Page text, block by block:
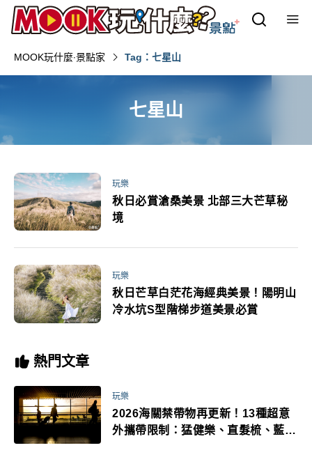
MOOK玩什麼‧景點家 Tag：七星山
七星山
玩樂
秋日必賞滄桑美景 北部三大芒草秘
境
玩樂
秋日芒草白茫花海經典美景！陽明山
冷水坑S型階梯步道美景必賞
熱門文章
玩樂
2026海關禁帶物再更新！13種超意
外攜帶限制：猛健樂、直髮梳、藍牙